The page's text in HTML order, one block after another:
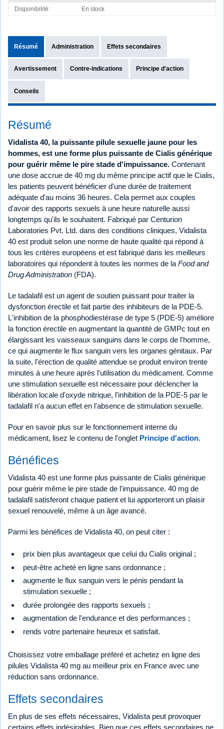
Disponibilité:
En stock
Résumé Administration Effets secondaires
Avertissement Contre-indications Principe d'action
Conseils
Résumé
Vidalista 40, la puissante pilule sexuelle jaune pour les
hommes, est une forme plus puissante de Cialis générique
pour guérir même le pire stade d'impuissance. Contenant
une dose accrue de 40 mg du même principe actif que le Cialis,
les patients peuvent bénéficier d'une durée de traitement
adéquate d'au moins 36 heures. Cela permet aux couples
d'avoir des rapports sexuels à une heure naturelle aussi
longtemps qu'ils le souhaitent. Fabriqué par Centurion
Laboratories Pvt. Ltd. dans des conditions cliniques, Vidalista
40 est produit selon une norme de haute qualité qui répond à
tous les critères européens et est fabriqué dans les meilleurs
laboratoires qui répondent à toutes les normes de la Food and
Drug Administration (FDA).
Le tadalafil est un agent de soutien puissant pour traiter la
dysfonction érectile et fait partie des inhibiteurs de la PDE-5.
L'inhibition de la phosphodiestérase de type 5 (PDE-5) améliore
la fonction érectile en augmentant la quantité de GMPc tout en
élargissant les vaisseaux sanguins dans le corps de l'homme,
ce qui augmente le flux sanguin vers les organes génitaux. Par
la suite, l'érection de qualité attendue se produit environ trente
minutes à une heure après l'utilisation du médicament. Comme
une stimulation sexuelle est nécessaire pour déclencher la
libération locale d'oxyde nitrique, l'inhibition de la PDE-5 par le
tadalafil n'a aucun effet en l'absence de stimulation sexuelle.
Pour en savoir plus sur le fonctionnement interne du
médicament, lisez le contenu de l'onglet Principe d'action.
Bénéfices
Vidalista 40 est une forme plus puissante de Cialis générique
pour guérir même le pire stade de l'impuissance. 40 mg de
tadalafil satisferont chaque patient et lui apporteront un plaisir
sexuel renouvelé, même à un âge avancé.
Parmi les bénéfices de Vidalista 40, on peut citer :
prix bien plus avantageux que celui du Cialis original ;
peut-être acheté en ligne sans ordonnance ;
augmente le flux sanguin vers le pénis pendant la
stimulation sexuelle ;
durée prolongée des rapports sexuels ;
augmentation de l'endurance et des performances ;
rends votre partenaire heureux et satisfait.
Choisissez votre emballage préféré et achetez en ligne des
pilules Vidalista 40 mg au meilleur prix en France avec une
réduction sans ordonnance.
Effets secondaires
En plus de ses effets nécessaires, Vidalista peut provoquer